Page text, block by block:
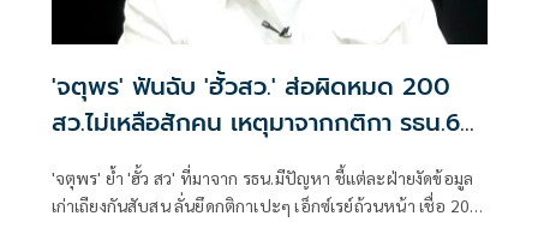
'จตุพร' ฟันฉับ 'ฮั้วสว.' ส่อผิดหมด 200
สว.ไม่เหลือสักคน เหตุมาจากกติกา รธน.60
เป็นปัญหา
'จตุพร' ย้ำ 'ฮั้ว สว' ที่มาจาก รธน.มีปัญหา ชี้แต่ละฝ่ายงัดข้อมูล
เก่าเถียงกันสับสน ลั่นยึดกติกาเปะๆ เอ็กซ์เรย์ถ้วนหน้า เชื่อ 200